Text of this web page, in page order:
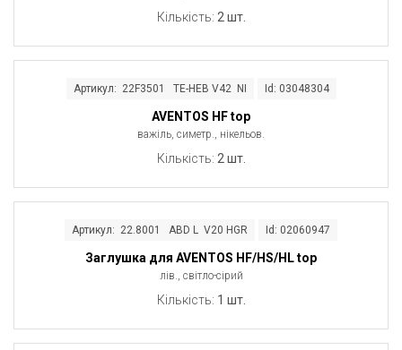
Кількість: 2 шт.
Артикул: 22F3501 TE-HEB V42 NI Id: 03048304
AVENTOS HF top
важіль, симетр., нікельов.
Кількість: 2 шт.
Артикул: 22.8001 ABD L V20 HGR Id: 02060947
Заглушка для AVENTOS HF/HS/HL top
лів., світло-сірий
Кількість: 1 шт.